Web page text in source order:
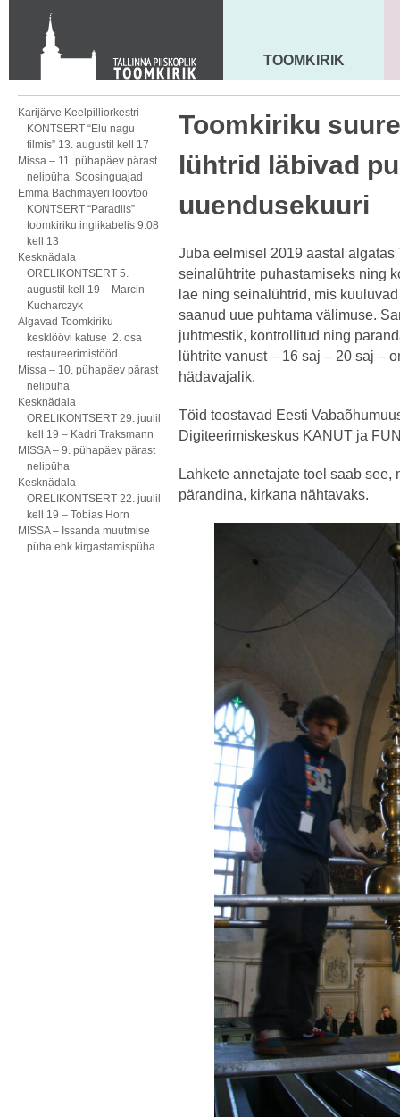
KONTAKT
Toom-Kooli 6, 10130 TALLINN
tallinna.toom@eelk.ee
MAARJA KIRIK
TOOMKIRIK
Karijärve Keelpilliorkestri
KONTSERT “Elu nagu
filmis” 13. augustil kell 17
Missa – 11. pühapäev pärast
nelipüha. Soosinguajad
Emma Bachmayeri loovtöö
KONTSERT “Paradiis”
toomkiriku inglikabelis 9.08
kell 13
Kesknädala
ORELIKONTSERT 5.
augustil kell 19 – Marcin
Kucharczyk
Algavad Toomkiriku
kesklöövi katuse 2. osa
restaureerimistööd
Missa – 10. pühapäev pärast
nelipüha
Kesknädala
ORELIKONTSERT 29. juulil
kell 19 – Kadri Traksmann
MISSA – 9. pühapäev pärast
nelipüha
Kesknädala
ORELIKONTSERT 22. juulil
kell 19 – Tobias Horn
MISSA – Issanda muutmise
püha ehk kirgastamispüha
Toomkiriku
lühtrid läbivad
uuendusekuuri
Juba eelmisel 2019 aastal
seinalühtrite puhastamiseks ning
lae ning seinalühtrid, mis
saanud uue puhtama välimuse.
juhtmestik, kontrollitud ning
lühtrite vanust – 16 saj – 20 saj –
hädavajalik.
Töid teostavad Eesti
Digiteerimiskeskus KANUT ja
Lahkete annetajate toel saab
pärandina, kirkana nähtavaks.